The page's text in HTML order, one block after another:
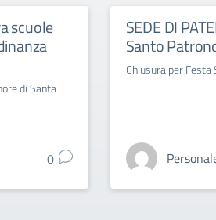
scuole
di Santa
0
SEDE DI
Santo
Chiusura per Festa